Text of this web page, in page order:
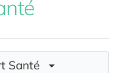
Santé